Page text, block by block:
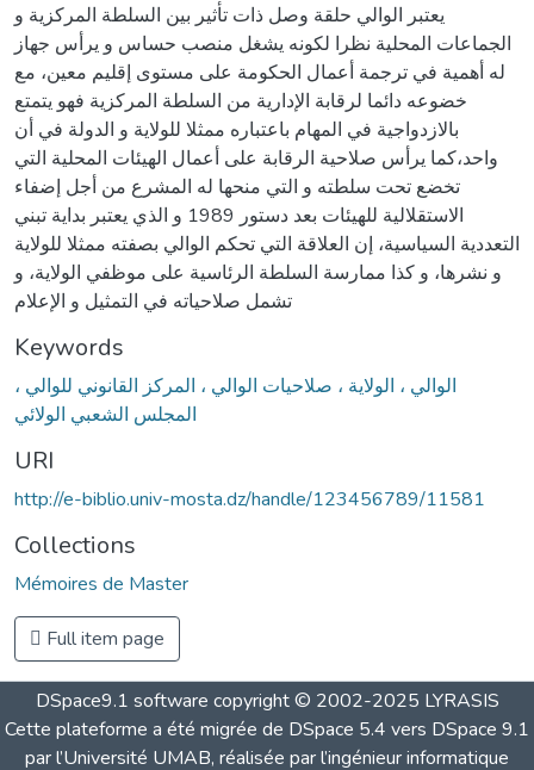
يعتبر الوالي حلقة وصل ذات تأثير بين السلطة المركزية و
الجماعات المحلية نظرا لكونه يشغل منصب حساس و يرأس جهاز
له أهمية في ترجمة أعمال الحكومة على مستوى إقليم معين، مع
خضوعه دائما لرقابة الإدارية من السلطة المركزية فهو يتمتع
بالازدواجية في المهام باعتباره ممثلا للولاية و الدولة في أن
واحد،كما يرأس صلاحية الرقابة على أعمال الهيئات المحلية التي
تخضع تحت سلطته و التي منحها له المشرع من أجل إضفاء
الاستقلالية للهيئات بعد دستور 1989 و الذي يعتبر بداية تبني
التعددية السياسية، إن العلاقة التي تحكم الوالي بصفته ممثلا للولاية
و نشرها، و كذا ممارسة السلطة الرئاسية على موظفي الولاية، و
تشمل صلاحياته في التمثيل و الإعلام
Keywords
الوالي ، الولاية ، صلاحيات الوالي ، المركز القانوني للوالي ،
المجلس الشعبي الولائي
URI
http://e-biblio.univ-mosta.dz/handle/123456789/11581
Collections
Mémoires de Master
Full item page
DSpace9.1 software copyright © 2002-2025 LYRASIS
Cette plateforme a été migrée de DSpace 5.4 vers DSpace 9.1
par l’Université UMAB, réalisée par l’ingénieur informatique